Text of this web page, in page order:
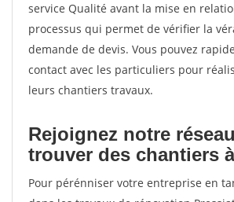
service Qualité avant la mise en
processus qui permet de vérifier la
demande de devis. Vous pouvez
contact avec les particuliers pour
leurs chantiers travaux.
Rejoignez notre
trouver des chantiers
Pour pérénniser votre entreprise en